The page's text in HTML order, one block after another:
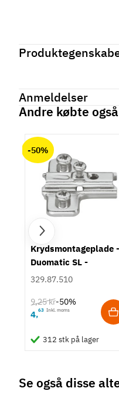
På lager3 Varer
TilstandNy
Anmeldelser
Andre købte også
-50%
Krydsmontageplade -
Duomatic SL -
Euroskruer
329.87.510
9,25 kr-50%
4,63 Inkl. moms
312 stk på lager
Se også disse